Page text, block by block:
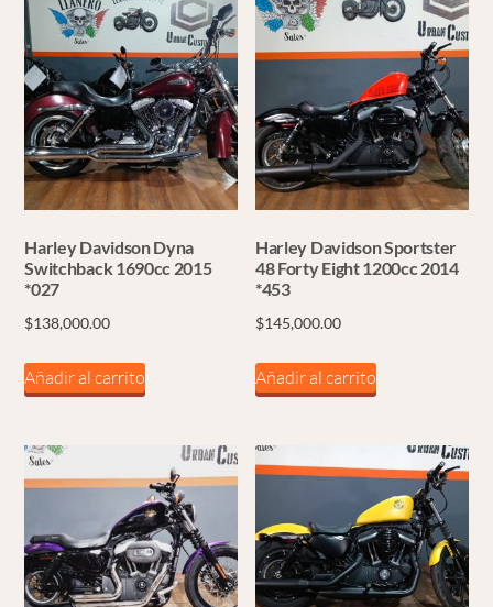
Harley Davidson Dyna
Switchback 1690cc 2015
*027
$138,000.00
Añadir al carrito
Harley Davidson Sportster
48 Forty Eight 1200cc 2014
*453
$145,000.00
Añadir al carrito